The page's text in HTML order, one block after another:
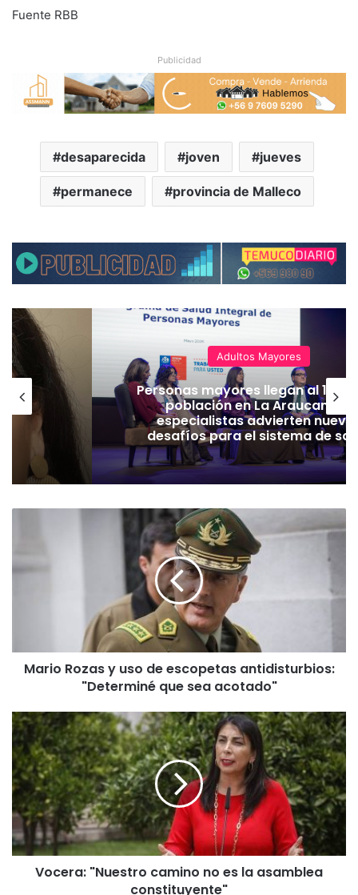
Fuente RBB
Publicidad
desaparecida joven jueves
permanece provincia de Malleco
Adultos Mayores
Personas mayores llegan al 14%
población en La Araucanía y
especialistas advierten
desafíos para el sistema de
i
a
s
o
d
e
e
c
o
p
Mario Rozas y uso de escopetas antidisturbios:
"Determiné que sea acotado"
V
o
c
e
r
:
"
N
Vocera: "Nuestro camino no es la asamblea
constituyente"